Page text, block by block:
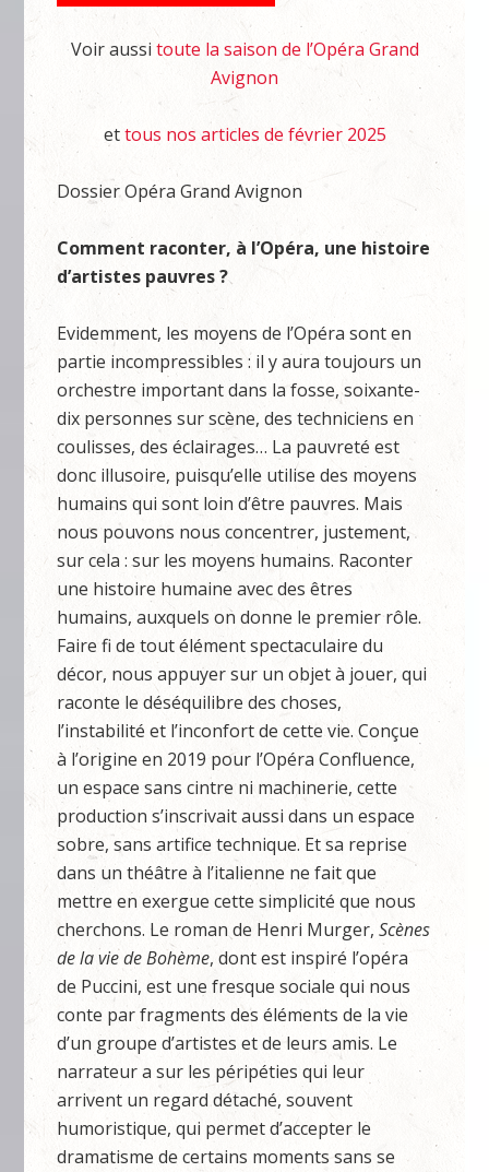
Voir aussi toute la saison de l’Opéra Grand
Avignon
ettous nos articles de février 2025
Dossier Opéra Grand Avignon
Comment raconter, à l’Opéra, une histoire
d’artistes pauvres ?
Evidemment, les moyens de l’Opéra sont en
partie incompressibles : il y aura toujours un
orchestre important dans la fosse, soixante-
dix personnes sur scène, des techniciens en
coulisses, des éclairages… La pauvreté est
donc illusoire, puisqu’elle utilise des moyens
humains qui sont loin d’être pauvres. Mais
nous pouvons nous concentrer, justement,
sur cela : sur les moyens humains. Raconter
une histoire humaine avec des êtres
humains, auxquels on donne le premier rôle.
Faire fi de tout élément spectaculaire du
décor, nous appuyer sur un objet à jouer, qui
raconte le déséquilibre des choses,
l’instabilité et l’inconfort de cette vie. Conçue
à l’origine en 2019 pour l’Opéra Confluence,
un espace sans cintre ni machinerie, cette
production s’inscrivait aussi dans un espace
sobre, sans artifice technique. Et sa reprise
dans un théâtre à l’italienne ne fait que
mettre en exergue cette simplicité que nous
cherchons. Le roman de Henri Murger,Scènes
de la vie de Bohème, dont est inspiré l’opéra
de Puccini, est une fresque sociale qui nous
conte par fragments des éléments de la vie
d’un groupe d’artistes et de leurs amis. Le
narrateur a sur les péripéties qui leur
arrivent un regard détaché, souvent
humoristique, qui permet d’accepter le
dramatisme de certains moments sans se